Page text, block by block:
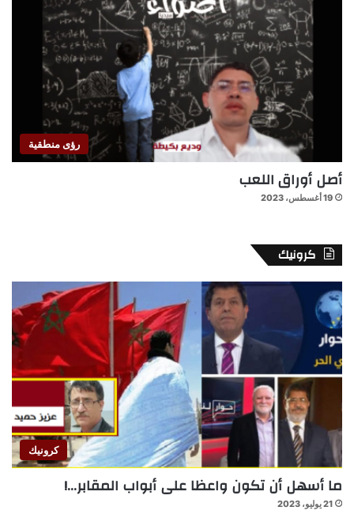
رؤى منطقية
أصل أوراق اللعب
19 أغسطس، 2023
كرونيك
كرونيك
ما أسهل أن تكون واعظا على أبواب المقابر…!
21 يوليو، 2023